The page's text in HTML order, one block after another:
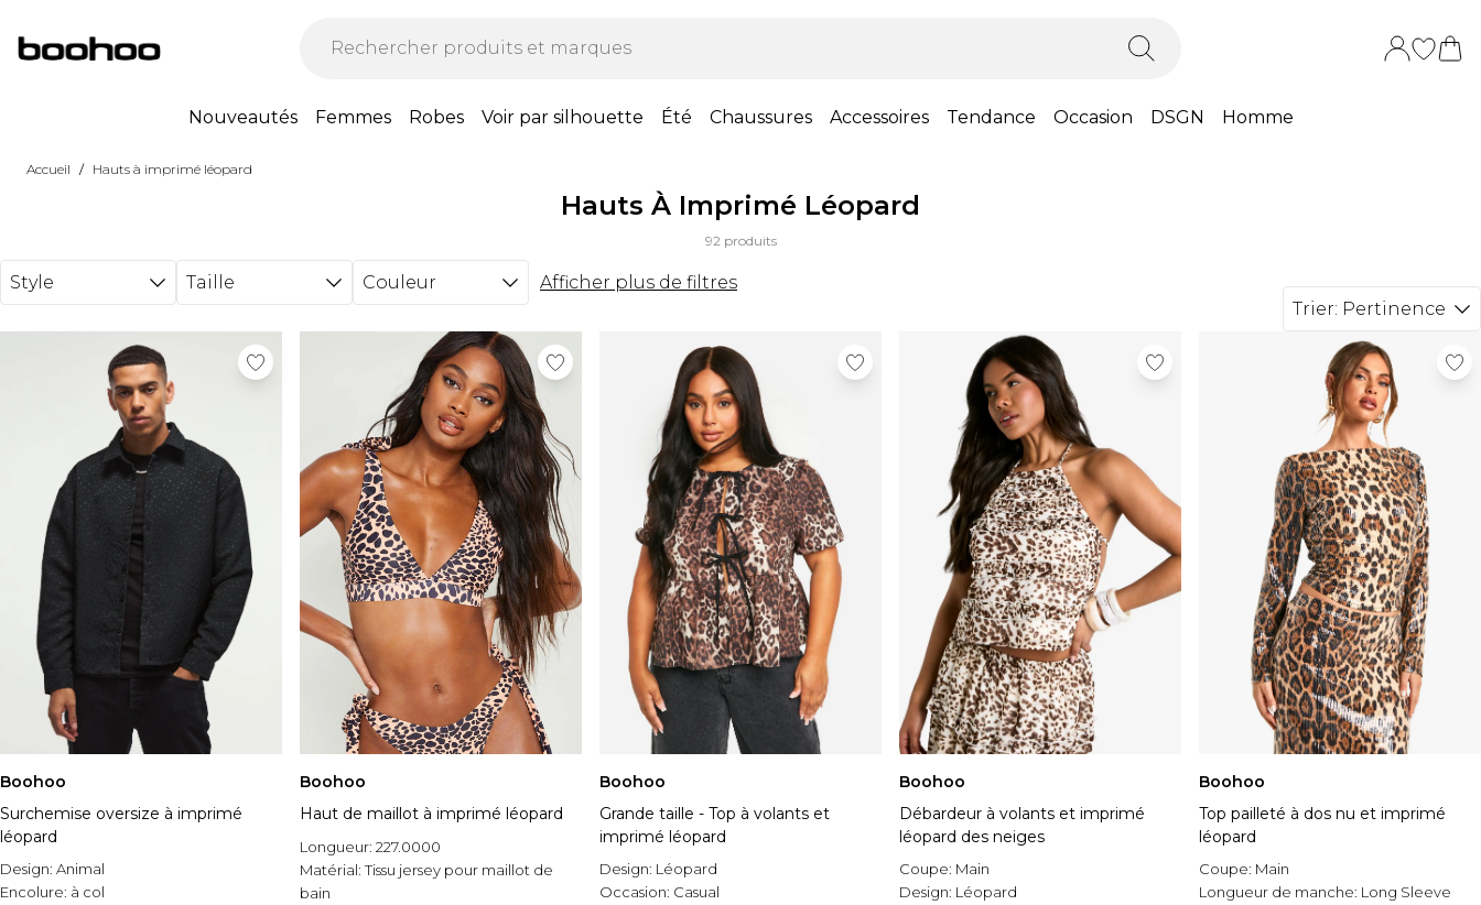
Nouveautés Femmes Robes Voir par silhouette Été Chaussures Accessoires Tendance Occasion DSGN Homme
Accueil / Hauts à imprimé léopard
Hauts À Imprimé Léopard
92 produits
Style Taille Couleur
Afficher plus de filtres
Trier: Pertinence
Boohoo
Surchemise oversize à imprimé
léopard
Design: Animal
Encolure: à col
Boohoo
Haut de maillot à imprimé léopard
Longueur: 227.0000
Matérial:Tissu jersey pour maillot de
bain
Boohoo
Grande taille - Top à volants et
imprimé léopard
Design: Léopard
Occasion: Casual
Boohoo
Débardeur à volants et imprimé
léopard des neiges
Coupe: Main
Design: Léopard
Boohoo
Top pailleté à dos nu et imprimé
léopard
Coupe: Main
Longueur de manche: Long Sleeve